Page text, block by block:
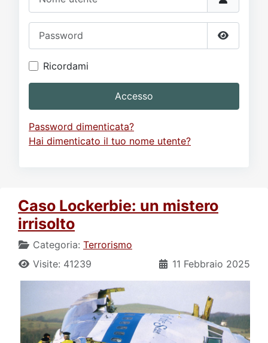
Mostra
Ricordami
Accesso
Password dimenticata?
Hai dimenticato il tuo nome utente?
Caso Lockerbie: un mistero
irrisolto
Categoria: Terrorismo
11 Febbraio 2025
Visite: 41239